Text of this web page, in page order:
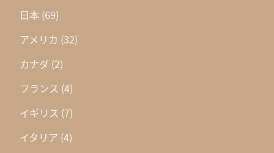
日本 (69)
アメリカ (32)
カナダ (2)
フランス (4)
イギリス (7)
イタリア (4)